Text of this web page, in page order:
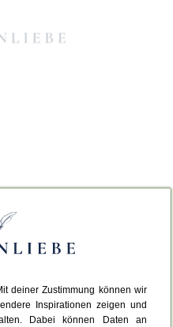
deiner Zustimmung können wir
Inspirationen zeigen und
Dabei können Daten an